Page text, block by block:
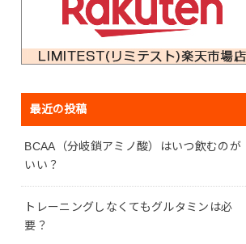
最近の投稿
BCAA（分岐鎖アミノ酸）はいつ飲むのが
いい？
トレーニングしなくてもグルタミンは必
要？